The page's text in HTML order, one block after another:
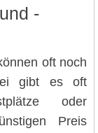
-
oft noch
gibt es oft
oder
Preis